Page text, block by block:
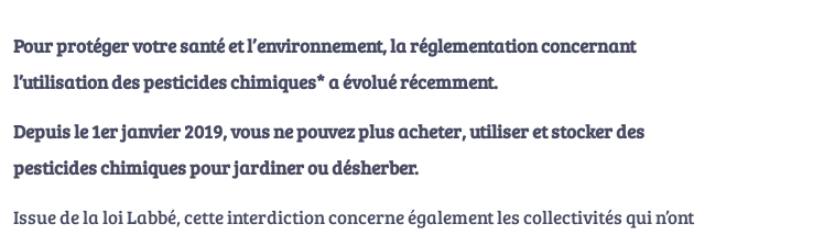
Pour protégervotre santé et l’environnement, la réglementation concernant
l’utilisation des pesticides chimiques* a évolué récemment.
Depuis le1er janvier 2019, vous ne pouvez plus acheter, utiliser et stocker des
pesticides chimiques pour jardiner ou désherber.
Issue de la loi Labbé, cette interdiction concerne également les collectivités qui n’ont